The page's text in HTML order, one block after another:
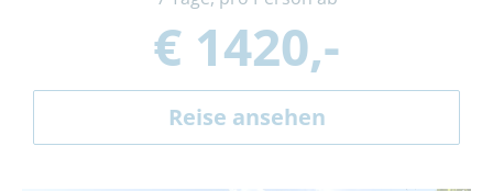
€ 1420,-
Reise ansehen